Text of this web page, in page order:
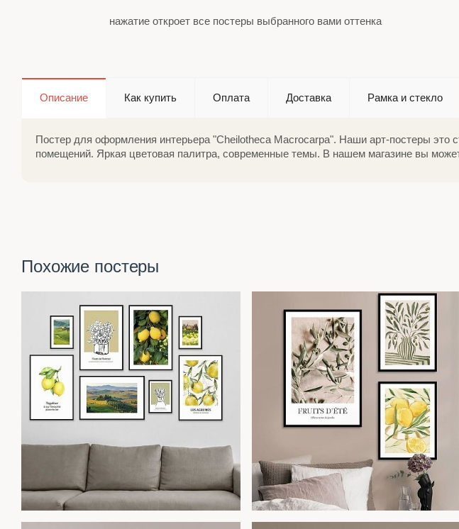
нажатие откроет все постеры выбранного вами оттенка
Описание Как купить Оплата Доставка Рамка и стекло
Постер для оформления интерьера "Cheilotheca Macrocarpa". Наши арт-постеры
помещений. Яркая цветовая палитра, современные темы. В нашем магазине вы
Похожие постеры